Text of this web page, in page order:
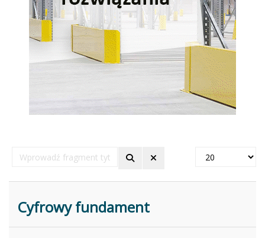
Wprowadź
fragment
Pokaż
Cyfrowy fundament